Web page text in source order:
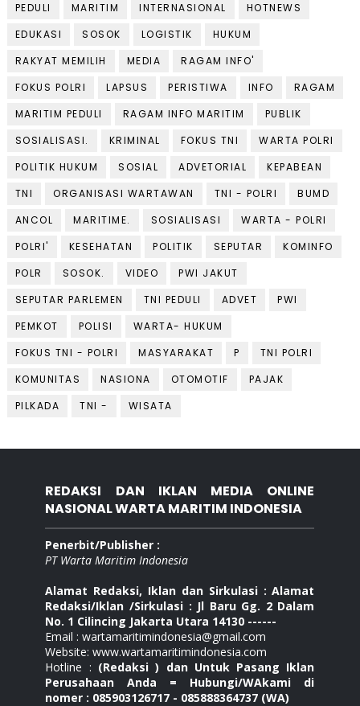
PEDULI
MARITIM INTERNASIONAL
HOTNEWS
EDUKASI
SOSOK LOGISTIK
HUKUM
RAKYAT MEMILIH
MEDIA
RAGAM INFO'
FOKUS POLRI
LAPSUS PERISTIWA INFO
RAGAM
MARITIM PEDULI
RAGAM INFO MARITIM
PUBLIK
SOSIALISASI.
KRIMINAL FOKUS TNI
WARTA POLRI
POLITIK HUKUM
SOSIAL ADVETORIAL
KEPABEAN
TNI
ORGANISASI WARTAWAN TNI - POLRI
BUMD
ANCOL
MARITIME. SOSIALISASI
WARTA - POLRI
POLRI'
KESEHATAN POLITIK SEPUTAR
KOMINFO
POLR
SOSOK. VIDEO
PWI JAKUT
SEPUTAR PARLEMEN
TNI PEDULI ADVET
PWI
PEMKOT
POLISI
WARTA- HUKUM
FOKUS TNI - POLRI
MASYARAKAT P
TNI POLRI
KOMUNITAS
NASIONA OTOMOTIF
PAJAK
PILKADA
TNI - WISATA
REDAKSI DAN IKLAN MEDIA ONLINE
NASIONAL WARTA MARITIM INDONESIA
Penerbit/Publisher :
PT Warta Maritim Indonesia
Alamat Redaksi, Iklan dan Sirkulasi : Alamat
Redaksi/Iklan /Sirkulasi : Jl Baru Gg. 2 Dalam
No. 1 Cilincing Jakarta Utara 14130 ------
Email : wartamaritimindonesia@gmail.com
Website: www.wartamaritimindonesia.com
Hotline : (Redaksi ) dan Untuk Pasang Iklan
Perusahaan Anda = Hubungi/WAkami di
nomer : 085903126717 - 085888364737 (WA)